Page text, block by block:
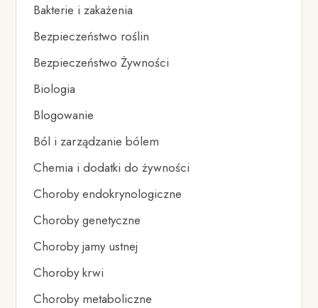
Bakterie i zakażenia
Bezpieczeństwo roślin
Bezpieczeństwo Żywności
Biologia
Blogowanie
Ból i zarządzanie bólem
Chemia i dodatki do żywności
Choroby endokrynologiczne
Choroby genetyczne
Choroby jamy ustnej
Choroby krwi
Choroby metaboliczne